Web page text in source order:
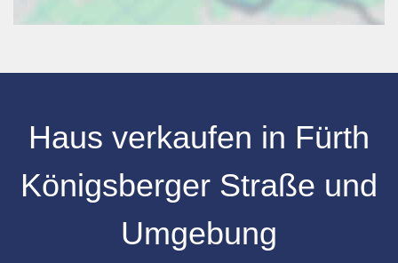
Haus verkaufen in Fürth
Königsberger Straße und
Umgebung